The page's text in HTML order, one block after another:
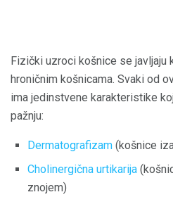
Fizički uzroci košnice se javljaju
hroničnim košnicama. Svaki od
ima jedinstvene karakteristike
pažnju:
Dermatografizam (košnice
Cholinergična urtikarija
znojem)